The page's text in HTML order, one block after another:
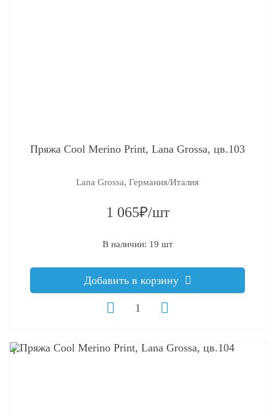
Пряжа Cool Merino Print, Lana Grossa, цв.103
Lana Grossa, Германия/Италия
1 065₽/шт
В наличии: 19 шт
Добавить в корзину
q